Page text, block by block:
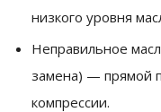
низкого уровня
Неправильное
замена) — прямой
компрессии.